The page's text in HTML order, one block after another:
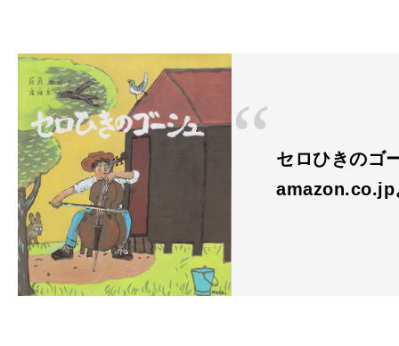
セロひきのゴ
amazon.co.jp